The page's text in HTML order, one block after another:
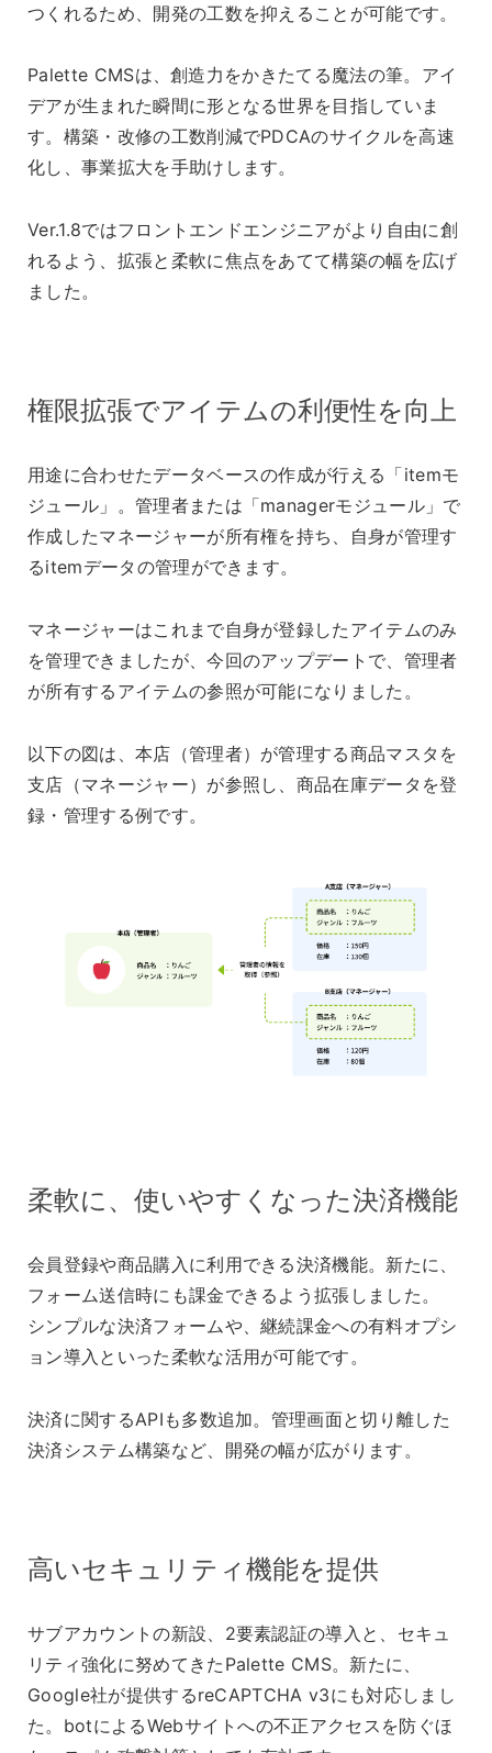
つくれるため、開発の工数を抑えることが可能です。
Palette CMSは、創造力をかきたてる魔法の筆。アイ
デアが生まれた瞬間に形となる世界を目指していま
す。構築・改修の工数削減でPDCAのサイクルを高速
化し、事業拡大を手助けします。
Ver.1.8ではフロントエンドエンジニアがより自由に創
れるよう、拡張と柔軟に焦点をあてて構築の幅を広げ
ました。
権限拡張でアイテムの利便性を向上
用途に合わせたデータベースの作成が行える「itemモ
ジュール」。管理者または「managerモジュール」で
作成したマネージャーが所有権を持ち、自身が管理す
るitemデータの管理ができます。
マネージャーはこれまで自身が登録したアイテムのみ
を管理できましたが、今回のアップデートで、管理者
が所有するアイテムの参照が可能になりました。
以下の図は、本店（管理者）が管理する商品マスタを
支店（マネージャー）が参照し、商品在庫データを登
録・管理する例です。
柔軟に、使いやすくなった決済機能
会員登録や商品購入に利用できる決済機能。新たに、
フォーム送信時にも課金できるよう拡張しました。
シンプルな決済フォームや、継続課金への有料オプシ
ョン導入といった柔軟な活用が可能です。
決済に関するAPIも多数追加。管理画面と切り離した
決済システム構築など、開発の幅が広がります。
高いセキュリティ機能を提供
サブアカウントの新設、2要素認証の導入と、セキュ
リティ強化に努めてきたPalette CMS。新たに、
Google社が提供するreCAPTCHA v3にも対応しまし
た。botによるWebサイトへの不正アクセスを防ぐほ